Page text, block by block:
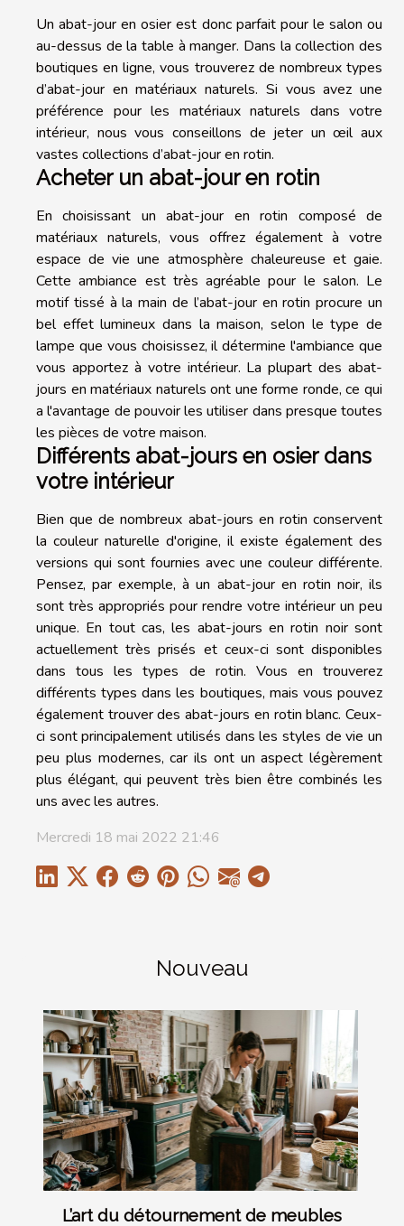
Nouveau
L’art du détournement de meubles
Un abat-jour en osier est donc parfait pour le salon ou
au-dessus de la table à manger. Dans la collection des
boutiques en ligne, vous trouverez de nombreux types
d’abat-jour en matériaux naturels. Si vous avez une
préférence pour les matériaux naturels dans votre
intérieur, nous vous conseillons de jeter un œil aux
vastes collections d’abat-jour en rotin.
Acheter un abat-jour en rotin
En choisissant un abat-jour en rotin composé de
matériaux naturels, vous offrez également à votre
espace de vie une atmosphère chaleureuse et gaie.
Cette ambiance est très agréable pour le salon. Le
motif tissé à la main de l’abat-jour en rotin procure un
bel effet lumineux dans la maison, selon le type de
lampe que vous choisissez, il détermine l'ambiance que
vous apportez à votre intérieur. La plupart des abat-
jours en matériaux naturels ont une forme ronde, ce qui
a l'avantage de pouvoir les utiliser dans presque toutes
les pièces de votre maison.
Différents abat-jours en osier dans
votre intérieur
Bien que de nombreux abat-jours en rotin conservent
la couleur naturelle d'origine, il existe également des
versions qui sont fournies avec une couleur différente.
Pensez, par exemple, à un abat-jour en rotin noir, ils
sont très appropriés pour rendre votre intérieur un peu
unique. En tout cas, les abat-jours en rotin noir sont
actuellement très prisés et ceux-ci sont disponibles
dans tous les types de rotin. Vous en trouverez
différents types dans les boutiques, mais vous pouvez
également trouver des abat-jours en rotin blanc. Ceux-
ci sont principalement utilisés dans les styles de vie un
peu plus modernes, car ils ont un aspect légèrement
plus élégant, qui peuvent très bien être combinés les
uns avec les autres.
Mercredi 18 mai 2022 21:46